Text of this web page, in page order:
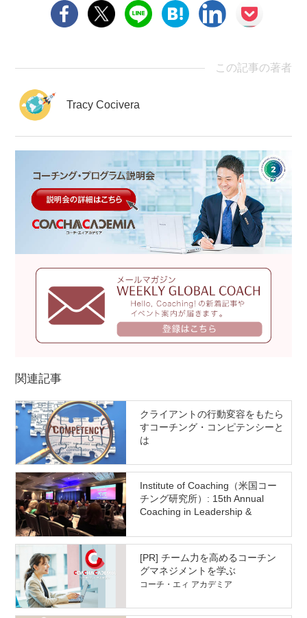
この記事の著者
Tracy Cocivera
関連記事
クライアントの行動変容をもたら
すコーチング・コンピテンシーと
は
Institute of Coaching（米国コー
チング研究所）: 15th Annual
Coaching in Leadership &
究発表レポート
[PR] チーム力を高めるコーチン
グマネジメントを学ぶ
コーチ・エィ アカデミア